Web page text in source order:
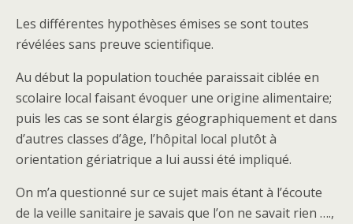
Les différentes hypothèses émises se sont toutes
révélées sans preuve scientifique.
Au début la population touchée paraissait ciblée en
scolaire local faisant évoquer une origine alimentaire;
puis les cas se sont élargis géographiquement et dans
d’autres classes d’âge, l’hôpital local plutôt à
orientation gériatrique a lui aussi été impliqué.
On m’a questionné sur ce sujet mais étant à l’écoute
de la veille sanitaire je savais que l’on ne savait rien ….,